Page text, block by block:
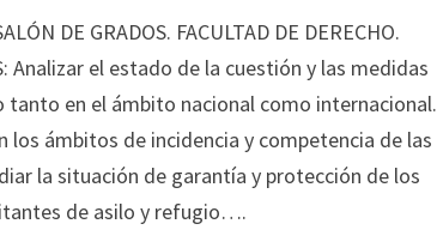
DE GRADOS. FACULTAD DE DERECHO.
Analizar el estado de la cuestión y las medidas
en el ámbito nacional como internacional.
los ámbitos de incidencia y competencia de las
la situación de garantía y protección de los
de asilo y refugio….